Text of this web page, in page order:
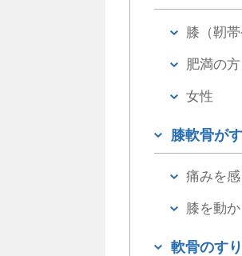
膝（靭
肥満の方
女性
膝軟骨が
痛みを
膝を動
軟骨のす